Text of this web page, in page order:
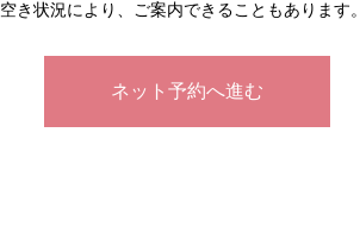
空き状況により、ご案内できることもあります。
ネット予約へ進む